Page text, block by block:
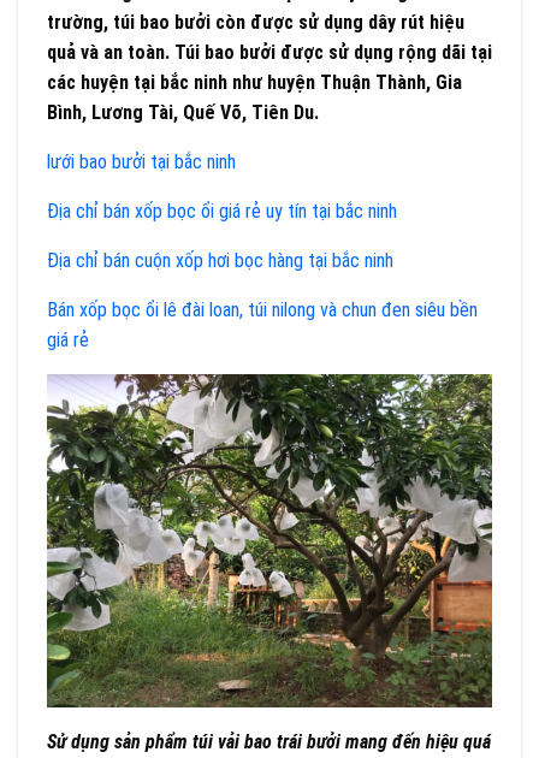
trường, túi bao bưởi còn được sử dụng dây rút hiệu
quả và an toàn. Túi bao bưởi được sử dụng rộng dãi tại
các huyện tại bắc ninh như huyện Thuận Thành, Gia
Bình, Lương Tài, Quế Võ, Tiên Du.
lưới bao bưởi tại bắc ninh
Địa chỉ bán xốp bọc ổi giá rẻ uy tín tại bắc ninh
Địa chỉ bán cuộn xốp hơi bọc hàng tại bắc ninh
Bán xốp bọc ổi lê đài loan, túi nilong và chun đen siêu bền
giá rẻ
Sử dụng sản phẩm túi vải bao trái bưởi mang đến hiệu quá